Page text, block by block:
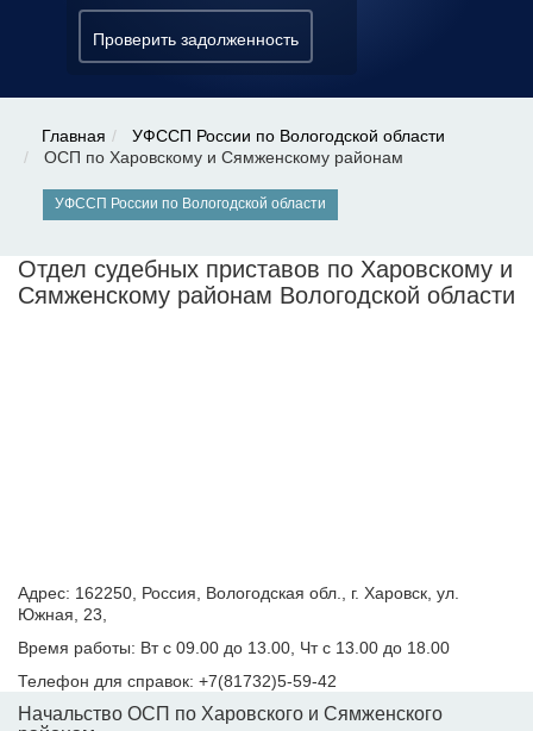
Проверить задолженность
Главная
УФССП России по Вологодской области
ОСП по Харовскому и Сямженскому районам
УФССП России по Вологодской области
Отдел судебных приставов по Харовскому и
Сямженскому районам Вологодской области
Адрес: 162250, Россия, Вологодская обл., г. Харовск, ул.
Южная, 23,
Время работы: Вт с 09.00 до 13.00, Чт с 13.00 до 18.00
Телефон для справок: +7(81732)5-59-42
Начальство ОСП по Харовского и Сямженского